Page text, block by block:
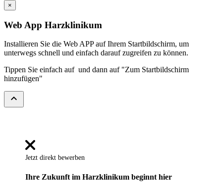
×
Web App Harzklinikum
Installieren Sie die Web APP auf Ihrem Startbildschirm, um
unterwegs schnell und einfach darauf zugreifen zu können.
Tippen Sie einfach auf und dann auf "Zum Startbildschirm
hinzufügen"
expand_less
Jetzt direkt bewerben
Ihre Zukunft im Harzklinikum beginnt hier